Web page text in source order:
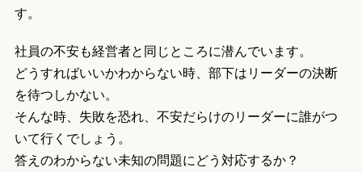
す。
社員の不安も経営者と同じところに潜んでいます。
どうすればいいかわからない時、部下はリーダーの決断
を待つしかない。
そんな時、失敗を恐れ、不安だらけのリーダーに誰がつ
いて行くでしょう。
答えのわからない未知の問題にどう対応するか？